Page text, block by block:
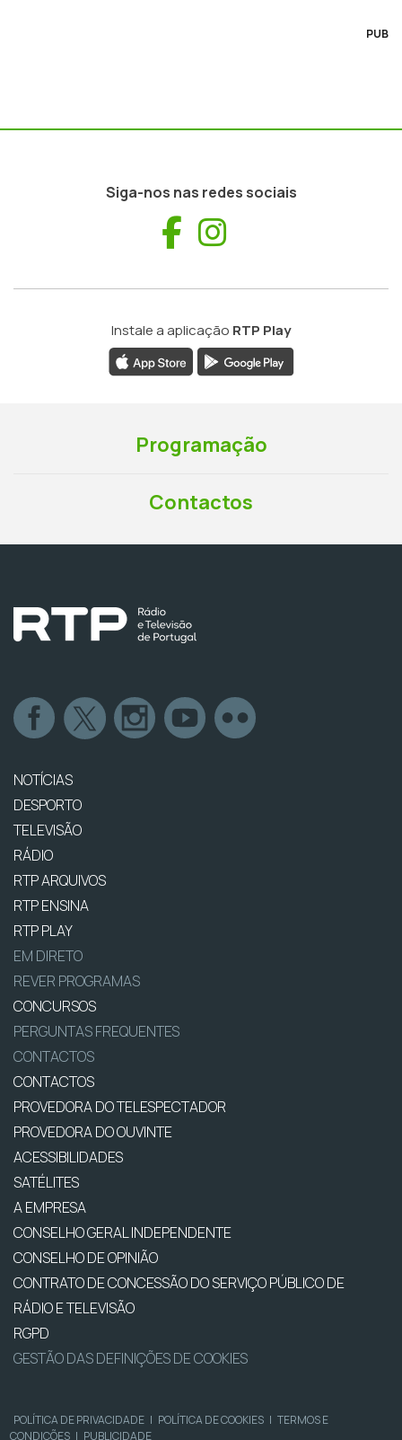
PUB
Siga-nos nas redes sociais
Facebook
Instale a aplicação RTP Play
Programação
Contactos
NOTÍCIAS
DESPORTO
TELEVISÃO
RÁDIO
RTP ARQUIVOS
RTP ENSINA
RTP PLAY
EM DIRETO
REVER PROGRAMAS
CONCURSOS
PERGUNTAS FREQUENTES
CONTACTOS
CONTACTOS
PROVEDORA DO TELESPECTADOR
PROVEDORA DO OUVINTE
ACESSIBILIDADES
SATÉLITES
A EMPRESA
CONSELHO GERAL INDEPENDENTE
CONSELHO DE OPINIÃO
CONTRATO DE CONCESSÃO DO SERVIÇO PÚBLICO DE
RÁDIO E TELEVISÃO
RGPD
GESTÃO DAS DEFINIÇÕES DE COOKIES
POLÍTICA DE PRIVACIDADE | POLÍTICA DE COOKIES | TERMOS E
CONDIÇÕES | PUBLICIDADE